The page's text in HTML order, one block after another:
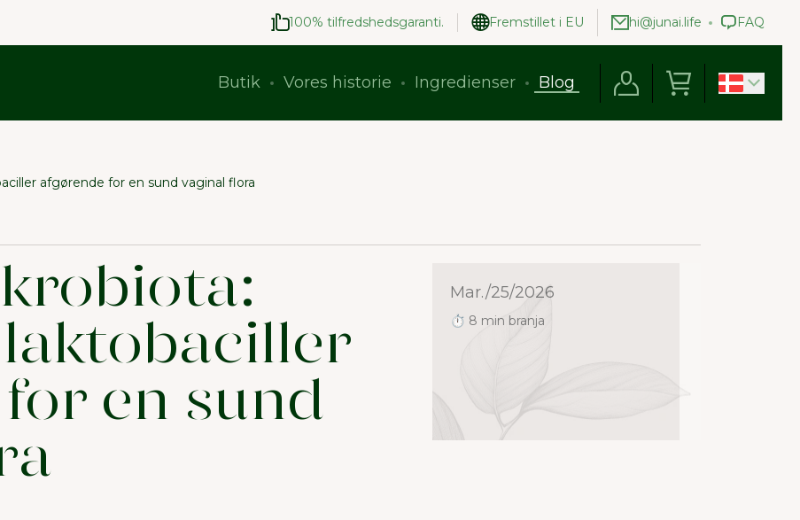
100% tilfredshedsgaranti. Fremstillet i EU hi@junai.life FAQ
Butik Vores historie Ingredienser Blog
afgørende for en sund vaginal flora
en sund
Mar./25/2026
⏱ 8 min branja